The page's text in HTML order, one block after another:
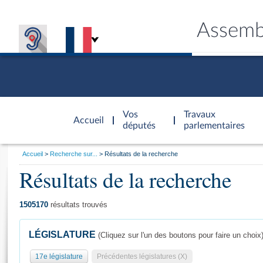
Accueil
d'accueil
Vos
députés
Travaux
parlementaires
Général
Vous
Accueil Recherche sur... Résultats de la recherche
Résultats de la recherche
1505170 résultats trouvés
LÉGISLATURE (Cliquez sur l'un des boutons pour faire un choix)
17e législature Précédentes législatures (X)